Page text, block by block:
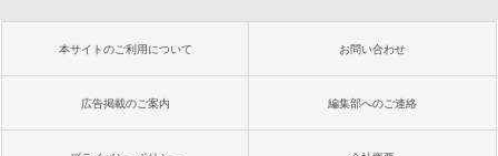
本サイトのご利用について お問い合わせ
広告掲載のご案内 編集部へのご連絡